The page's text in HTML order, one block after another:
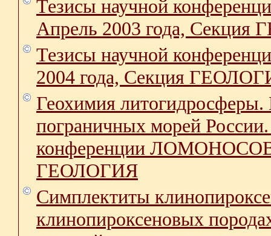
Тезисы научной
Апрель 2003 года,
Тезисы научной
2004 года, Секция
Геохимия литогидросферы.
пограничных морей
конференции
ГЕОЛОГИЯ
Симплектиты
клинопироксеновых